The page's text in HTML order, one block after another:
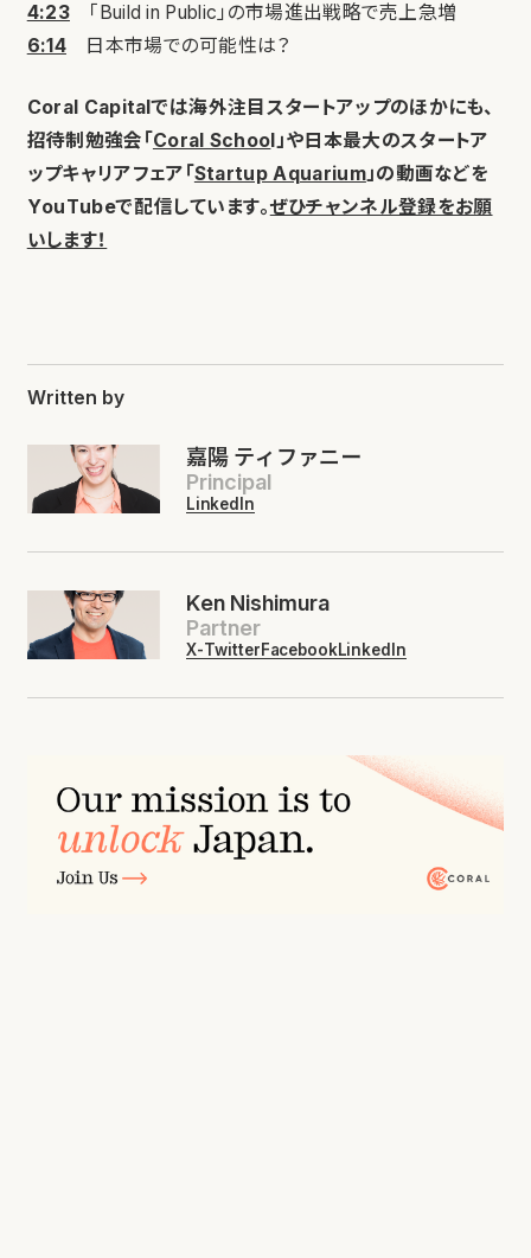
4:23「Build in Public」の市場進出戦略で売上急増
6:14日本市場での可能性は？
Coral Capitalでは海外注目スタートアップのほかにも、
招待制勉強会「Coral School」や日本最大のスタートア
ップキャリアフェア「Startup Aquarium」の動画などを
YouTubeで配信しています。ぜひチャンネル登録をお願
いします！
Written by
嘉陽 ティファニー
Principal
LinkedIn
Ken Nishimura
Partner
X-TwitterFacebookLinkedIn